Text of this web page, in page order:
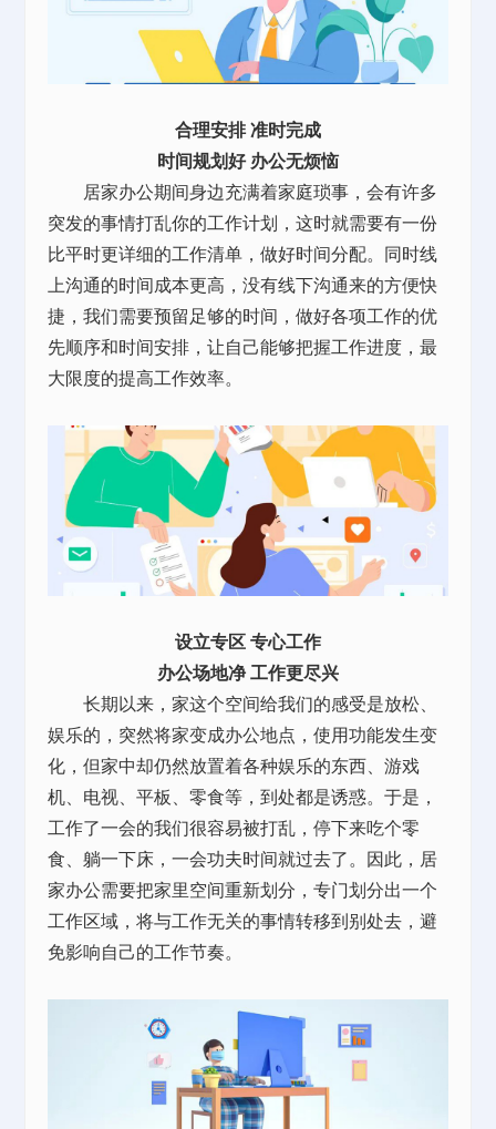
合理安排 准时完成
时间规划好 办公无烦恼
居家办公期间身边充满着家庭琐事，会有许多
突发的事情打乱你的工作计划，这时就需要有一份
比平时更详细的工作清单，做好时间分配。同时线
上沟通的时间成本更高，没有线下沟通来的方便快
捷，我们需要预留足够的时间，做好各项工作的优
先顺序和时间安排，让自己能够把握工作进度，最
大限度的提高工作效率。
设立专区 专心工作
办公场地净 工作更尽兴
长期以来，家这个空间给我们的感受是放松、
娱乐的，突然将家变成办公地点，使用功能发生变
化，但家中却仍然放置着各种娱乐的东西、游戏
机、电视、平板、零食等，到处都是诱惑。于是，
工作了一会的我们很容易被打乱，停下来吃个零
食、躺一下床，一会功夫时间就过去了。因此，居
家办公需要把家里空间重新划分，专门划分出一个
工作区域，将与工作无关的事情转移到别处去，避
免影响自己的工作节奏。